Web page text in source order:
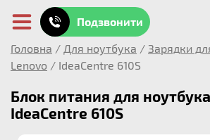
Подзвонити
Головна / Для ноутбука / Зарядки
Lenovo / IdeaCentre 610S
Блок питания для
IdeaCentre 610S